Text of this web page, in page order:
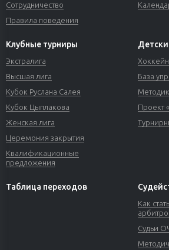
Сотрудничество
Правила поведения
Клубные турниры
Экстралига
Высшая лига
Кубок Руслана Салея
Кубок Цыплакова
Женская лига
Церемония закрытия
Квалификационные
предложения
База
Проект
Таблица переходов
Как
Судьи